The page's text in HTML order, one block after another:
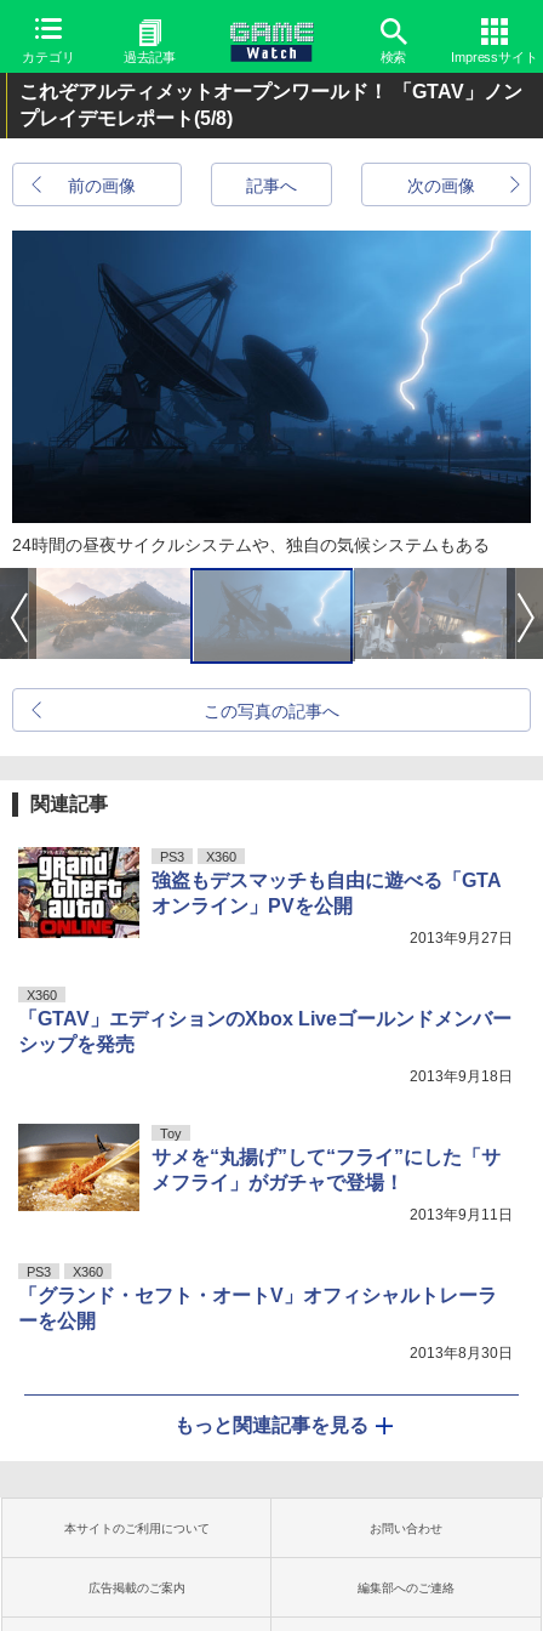
カテゴリ 過去記事 検索 Impressサイト
これぞアルティメットオープンワールド！ 「GTAV」ノン
プレイデモレポート(5/8)
前の画像 次の画像
記事へ
24時間の昼夜サイクルシステムや、独自の気候システムもある
この写真の記事へ
関連記事
PS3 X360
強盗もデスマッチも自由に遊べる「GTA
オンライン」PVを公開
2013年9月27日
X360
「GTAV」エディションのXbox Liveゴールンドメンバー
シップを発売
2013年9月18日
Toy
サメを“丸揚げ”して“フライ”にした「サ
メフライ」がガチャで登場！
2013年9月11日
PS3 X360
「グランド・セフト・オートV」オフィシャルトレーラ
ーを公開
2013年8月30日
もっと関連記事を見る
本サイトのご利用について お問い合わせ
広告掲載のご案内 編集部へのご連絡